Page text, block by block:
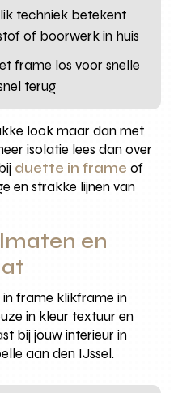
techniek betekent
of boorwerk in huis
frame los voor snelle
terug
look maar dan met
isolatie lees dan over
duette in frame of
en strakke lijnen van
en
frame klikframe in
in kleur textuur en
bij jouw interieur in
aan den IJssel.